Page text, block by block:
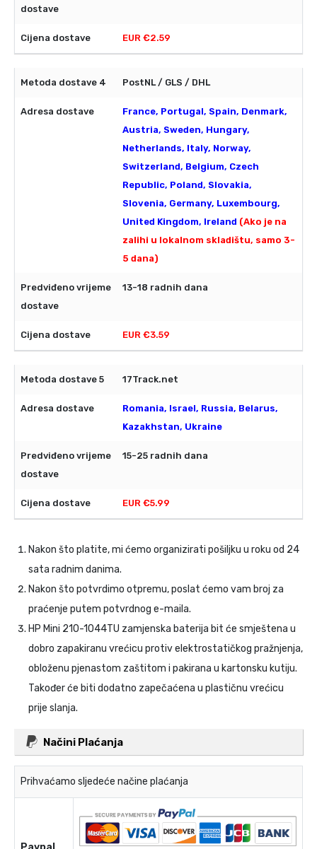
EUR €2.59
PostNL / GLS / DHL
France, Portugal, Spain, Denmark,
Austria, Sweden, Hungary,
Netherlands, Italy, Norway,
Switzerland, Belgium, Czech
Republic, Poland, Slovakia,
Slovenia, Germany, Luxembourg,
United Kingdom, Ireland (Ako je na
zalihi u lokalnom skladištu, samo 3-
5 dana)
13-18 radnih dana
EUR €3.59
17Track.net
Romania, Israel, Russia, Belarus,
Kazakhstan, Ukraine
15-25 radnih dana
EUR €5.99
Nakon što platite, mi ćemo organizirati pošiljku u roku od 24
sata radnim danima.
Nakon što potvrdimo otpremu, poslat ćemo vam broj za
praćenje putem potvrdnog e-maila.
HP Mini 210-1044TU zamjenska baterija bit će smještena u
dobro zapakiranu vrećicu protiv elektrostatičkog pražnjenja,
obloženu pjenastom zaštitom i pakirana u kartonsku kutiju.
Također će biti dodatno zapečaćena u plastičnu vrećicu
prije slanja.
Načini Plaćanja
Prihvaćamo sljedeće načine plaćanja